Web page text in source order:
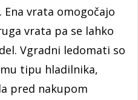
vrata omogočajo
vrata pa se lahko
Vgradni ledomati so
tipu hladilnika,
pred nakupom